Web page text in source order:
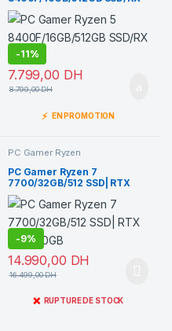
66000
-11%
7.799,00 DH
8.799,00DH
⚡ EN PROMOTION
PC Gamer Ryzen
PC Gamer Ryzen 7
7700/32GB/512 SSD| RTX
3080 10GB
-9%
14.990,00 DH
16.499,00DH
❌ RUPTURE DE STOCK